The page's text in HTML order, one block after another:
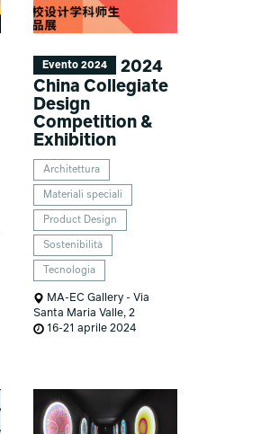
Evento 2024
2024
China Collegiate
Design
Competition &
Exhibition
Architettura
Materiali speciali
Product Design
Sostenibilità
Tecnologia
MA-EC Gallery - Via
Santa Maria Valle, 2
16-21 aprile 2024